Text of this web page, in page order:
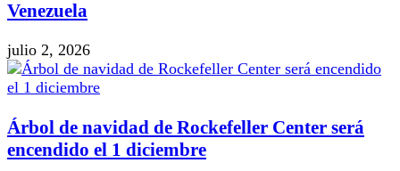
Venezuela
julio 2, 2026
Árbol de navidad de Rockefeller Center será
encendido el 1 diciembre